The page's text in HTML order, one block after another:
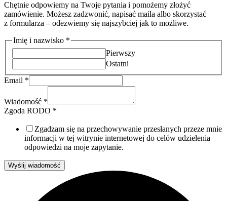
Chętnie odpowiemy na Twoje pytania i pomożemy złożyć
zamówienie. Możesz zadzwonić, napisać maila albo skorzystać
z formularza – odezwiemy się najszybciej jak to możliwe.
Imię i nazwisko *
Pierwszy
Ostatni
Email *
Wiadomość *
RODO
Zgoda RODO *
Zgadzam się na przechowywanie przesłanych przeze mnie
informacji w tej witrynie internetowej do celów udzielenia
odpowiedzi na moje zapytanie.
Wyślij wiadomość